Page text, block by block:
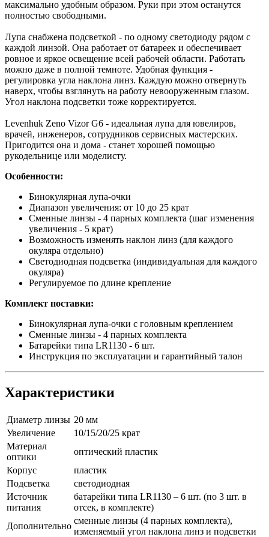
максимально удобным образом. Руки при этом останутся
полностью свободными.
Лупа снабжена подсветкой - по одному светодиоду рядом с
каждой линзой. Она работает от батареек и обеспечивает
ровное и яркое освещение всей рабочей области. Работать
можно даже в полной темноте. Удобная функция -
регулировка угла наклона линз. Каждую можно отвернуть
наверх, чтобы взглянуть на работу невооруженным глазом.
Угол наклона подсветки тоже корректируется.
Levenhuk Zeno Vizor G6 - идеальная лупа для ювелиров,
врачей, инженеров, сотрудников сервисных мастерских.
Пригодится она и дома - станет хорошей помощью
рукодельнице или моделисту.
Особенности:
Бинокулярная лупа-очки
Диапазон увеличения: от 10 до 25 крат
Сменные линзы - 4 парных комплекта (шаг изменения
увеличения - 5 крат)
Возможность изменять наклон линз (для каждого
окуляра отдельно)
Светодиодная подсветка (индивидуальная для каждого
окуляра)
Регулируемое по длине крепление
Комплект поставки:
Бинокулярная лупа-очки с головным креплением
Сменные линзы - 4 парных комплекта
Батарейки типа LR1130 - 6 шт.
Инструкция по эксплуатации и гарантийный талон
Характеристики
Диаметр линзы 20 мм
Увеличение
10/15/20/25 крат
Материал
оптики
оптический пластик
Корпус
пластик
Подсветка
светодиодная
Источник
питания
батарейки типа LR1130 – 6 шт. (по 3 шт. в
отсек, в комплекте)
Дополнительно
сменные линзы (4 парных комплекта),
изменяемый угол наклона линз и подсветки